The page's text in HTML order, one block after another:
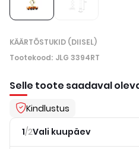
KÄÄRTÕSTUKID (DIISEL)
Tootekood: JLG 3394RT
Selle toote saadaval
Kindlustus
1/2Vali kuupäev